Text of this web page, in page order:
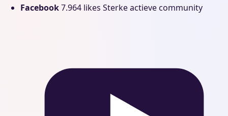
Facebook7.964 likes Sterke actieve community